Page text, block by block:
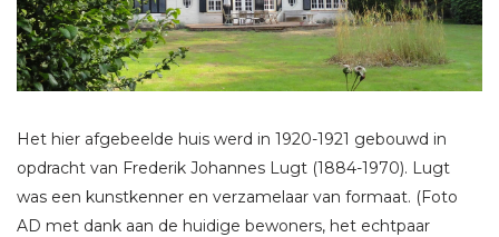
Het hier afgebeelde huis werd in 1920-1921 gebouwd in
opdracht van Frederik Johannes Lugt (1884-1970). Lugt
was een kunstkenner en verzamelaar van formaat. (Foto
AD met dank aan de huidige bewoners, het echtpaar